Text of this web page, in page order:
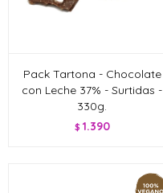
Pack Tartona - Chocolate
con Leche 37% - Surtidas -
330g.
$ 1.390